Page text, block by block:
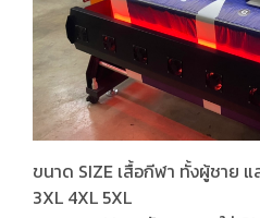
ขนาด SIZE เสื้อกีฬา ทั้งผู้ชาย
3XL 4XL 5XL